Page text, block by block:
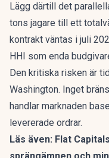
Lägg därtill det
tons jagare till ett
kontrakt väntas i juli
HHI som enda
Den kritiska risken är
Washington. Inget
handlar marknaden
levererade ordrar.
Läs även: Flat